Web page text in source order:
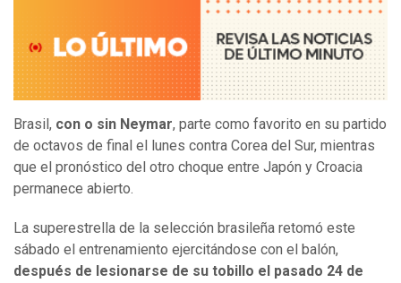
Brasil, con o sin Neymar, parte como favorito en su partido
de octavos de final el lunes contra Corea del Sur, mientras
que el pronóstico del otro choque entre Japón y Croacia
permanece abierto.
La superestrella de la selección brasileña retomó este
sábado el entrenamiento ejercitándose con el balón,
después de lesionarse de su tobillo el pasado 24 de